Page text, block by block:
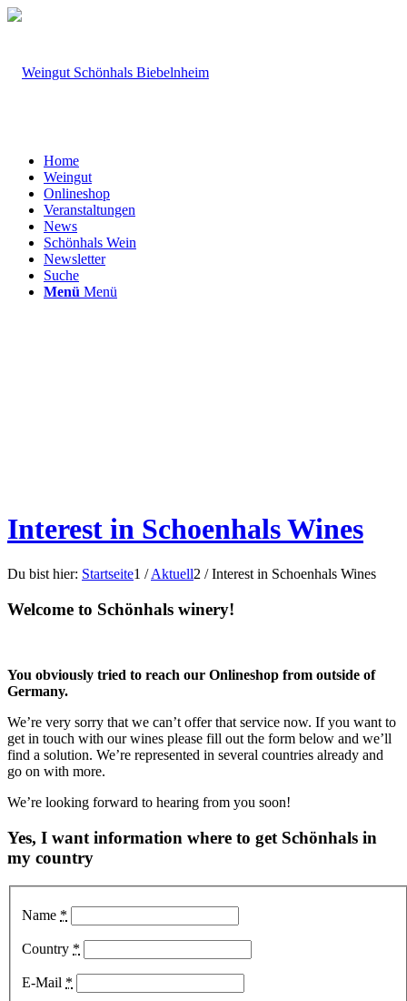
Home
Weingut
Onlineshop
Veranstaltungen
News
Schönhals Wein
Newsletter
Suche
Menü Menü
Interest in Schoenhals Wines
Du bist hier: Startseite1 / Aktuell2 / Interest in Schoenhals Wines
Welcome to Schönhals winery!
You obviously tried to reach our Onlineshop from outside of
Germany.
We’re very sorry that we can’t offer that service now. If you want to
get in touch with our wines please fill out the form below and we’ll
find a solution. We’re represented in several countries already and
go on with more.
We’re looking forward to hearing from you soon!
Yes, I want information where to get Schönhals in
my country
Name *
Country *
E-Mail *